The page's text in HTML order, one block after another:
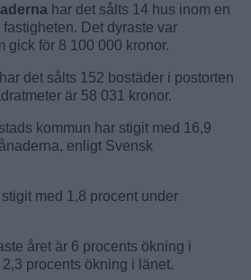
har det sålts 14 hus inom en
Det dyraste var
gick för 8 100 000 kronor.
det sålts 152 bostäder i postorten
är 58 031 kronor.
kommun har stigit med 16,9
enligt Svensk
med 1,8 procent under
året är 6 procents ökning i
procents ökning i länet.